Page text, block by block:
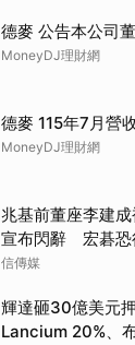
德麥 公告本公司
MoneyDJ理財網
德麥 115年7月營
MoneyDJ理財網
兆基前董座李建
宣布閃辭 宏碁恐
信傳媒
輝達砸30億美元
Lancium 20%、